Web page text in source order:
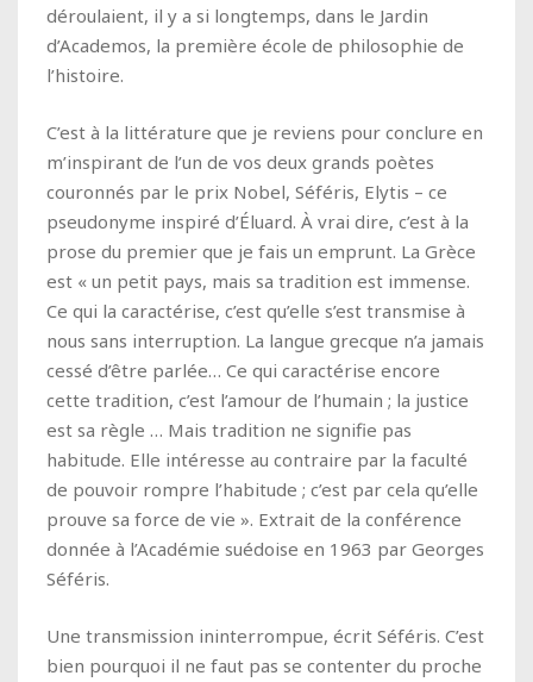
déroulaient, il y a si longtemps, dans le Jardin
d’Academos, la première école de philosophie de
l’histoire.
C’est à la littérature que je reviens pour conclure en
m’inspirant de l’un de vos deux grands poètes
couronnés par le prix Nobel, Séféris, Elytis – ce
pseudonyme inspiré d’Éluard. À vrai dire, c’est à la
prose du premier que je fais un emprunt. La Grèce
est « un petit pays, mais sa tradition est immense.
Ce qui la caractérise, c’est qu’elle s’est transmise à
nous sans interruption. La langue grecque n’a jamais
cessé d’être parlée… Ce qui caractérise encore
cette tradition, c’est l’amour de l’humain ; la justice
est sa règle … Mais tradition ne signifie pas
habitude. Elle intéresse au contraire par la faculté
de pouvoir rompre l’habitude ; c’est par cela qu’elle
prouve sa force de vie ». Extrait de la conférence
donnée à l’Académie suédoise en 1963 par Georges
Séféris.
Une transmission ininterrompue, écrit Séféris. C’est
bien pourquoi il ne faut pas se contenter du proche